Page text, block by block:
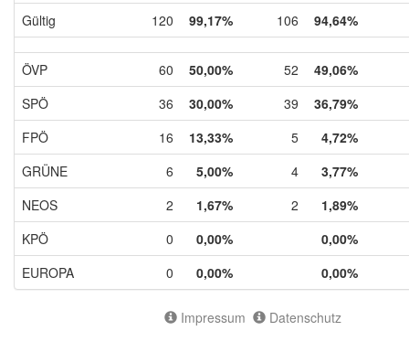
Gültig
120 99,17% 106 94,64%
ÖVP 60 50,00% 52
49,06%
SPÖ
36 30,00% 39
36,79%
FPÖ
16 13,33% 5
4,72%
GRÜNE
6 5,00% 4
3,77%
NEOS
2 1,67% 2
1,89%
KPÖ
0 0,00%
0,00%
EUROPA
0 0,00% 0,00%
Impressum Datenschutz